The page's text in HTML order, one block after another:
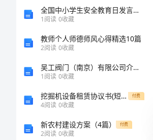
全国中小学生安全教育日发言稿_1
1阅读 0收藏
教师个人师德师风心得精选10篇
2阅读 0收藏
吴工阀门（南京）有限公司介绍企业发展分析报告
1阅读 0收藏
挖掘机设备租赁协议书(短期) 付费
4阅读 0收藏
新农村建设方案（4篇） 付费
2阅读 0收藏